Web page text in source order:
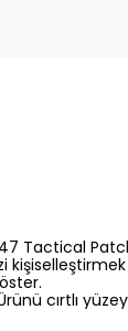
47 Tactical
cırtlı